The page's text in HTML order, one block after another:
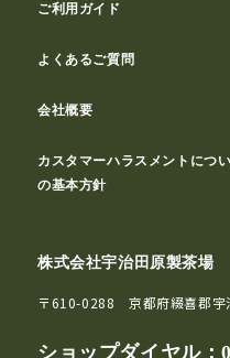
ご利用ガイド
よくあるご質問
会社概要
カスタマーハラスメントにつ
の基本方針
株式会社宇治田原製茶場
〒610-0288 京都府綴喜郡宇
ショップダイヤル：